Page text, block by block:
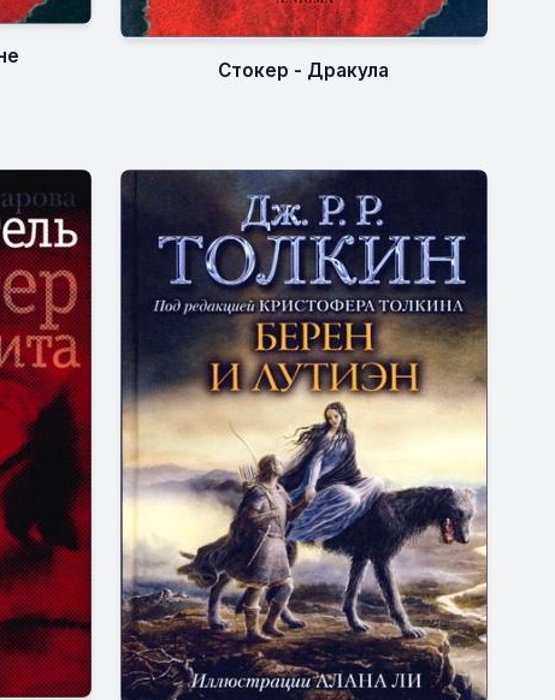
Стокер - Дракула